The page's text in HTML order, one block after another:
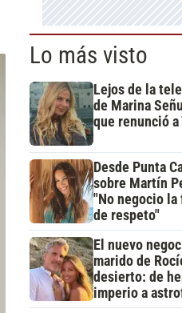
Lo más visto
Lejos de la
de Marina
que renunció a
Desde Punta
sobre Martín
"No negocio
de respeto"
El nuevo
marido de
desierto: de
imperio a